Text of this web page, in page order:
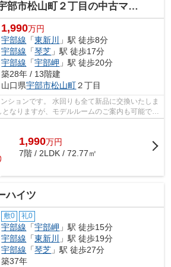
部市松山町２丁目の中古マンション
1,990万円
宇部線 「東新川
」駅 徒歩8分
宇部線 「琴芝 」駅 徒歩17分
宇部線 「宇部岬 」駅 徒歩20分
築28年 / 13階建
山口県宇部市松山町２丁目
ションです。 水回りも全て新品に交換いたしま
なりますが、モデルルームのご案内も可能です
さい。
1,990万円
7階 / 2LDK / 72.77㎡
ハイツ
敷0 礼0
宇部線 「宇部岬 」駅 徒歩15分
宇部線 「東新川
」駅 徒歩19分
宇部線 「琴芝 」駅 徒歩27分
築37年